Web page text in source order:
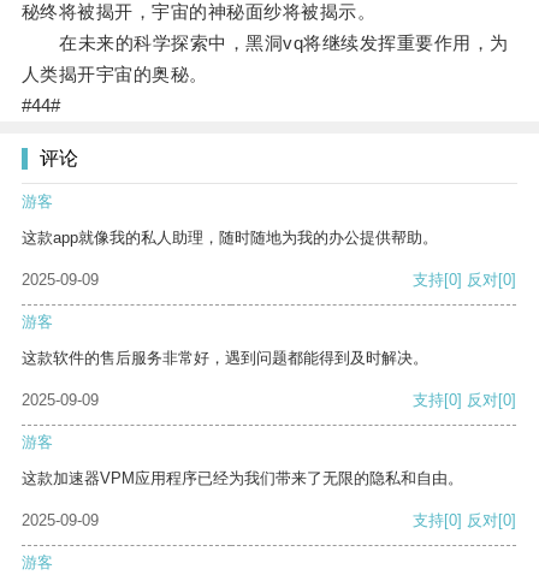
秘终将被揭开，宇宙的神秘面纱将被揭示。
在未来的科学探索中，黑洞vq将继续发挥重要作用，为
人类揭开宇宙的奥秘。
#44#
评论
游客
这款app就像我的私人助理，随时随地为我的办公提供帮助。
2025-09-09 支持[0] 反对[0]
游客
这款软件的售后服务非常好，遇到问题都能得到及时解决。
2025-09-09 支持[0] 反对[0]
游客
这款加速器VPM应用程序已经为我们带来了无限的隐私和自由。
2025-09-09 支持[0] 反对[0]
游客